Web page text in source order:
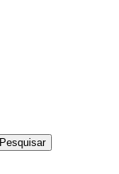
Pesquisar